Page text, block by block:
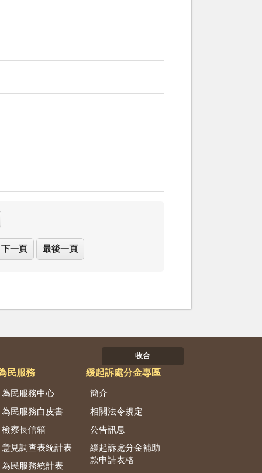
下一頁 最後一頁
收合
民服務
為民服務中心
為民服務白皮書
檢察長信箱
意見調查表統計表
為民服務統計表
緩起訴處分金專區
簡介
相關法令規定
公告訊息
緩起訴處分金補助
款申請表格